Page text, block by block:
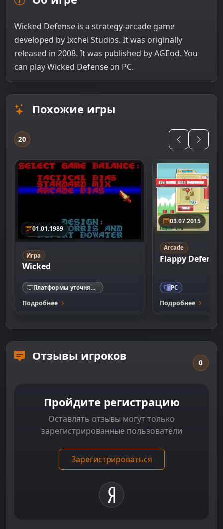
Wicked Defense is a strategy-arcade game
developed by Ixchel Studios. It was originally
released in 2008. It was published by AGEod. You
can play Wicked Defense on PC.
Похожие игры
20
01.01.1989
Игра
Wicked
Платформы уточняются
Подробнее
03.07.2015
Arcade
Flappy Defense
PC
Подробнее
Отзывы игроков 0
Пройдите регистрацию
Оставлять отзывы могут только
зарегистрированные пользователи
Зарегистрироваться